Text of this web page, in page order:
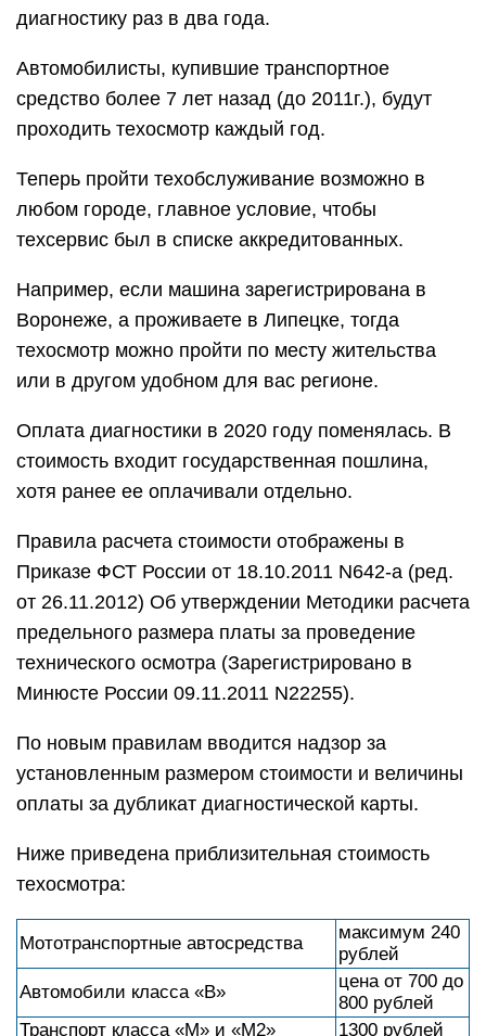
диагностику раз в два года.
Автомобилисты, купившие транспортное
средство более 7 лет назад (до 2011г.), будут
проходить техосмотр каждый год.
Теперь пройти техобслуживание возможно в
любом городе, главное условие, чтобы
техсервис был в списке аккредитованных.
Например, если машина зарегистрирована в
Воронеже, а проживаете в Липецке, тогда
техосмотр можно пройти по месту жительства
или в другом удобном для вас регионе.
Оплата диагностики в 2020 году поменялась. В
стоимость входит государственная пошлина,
хотя ранее ее оплачивали отдельно.
Правила расчета стоимости отображены в
Приказе ФСТ России от 18.10.2011 N642-а (ред.
от 26.11.2012) Об утверждении Методики расчета
предельного размера платы за проведение
технического осмотра (Зарегистрировано в
Минюсте России 09.11.2011 N22255).
По новым правилам вводится надзор за
установленным размером стоимости и величины
оплаты за дубликат диагностической карты.
Ниже приведена приблизительная стоимость
техосмотра:
Мототранспортные автосредства
максимум 240
рублей
Автомобили класса «В»
цена от 700 до
800 рублей
Транспорт класса «М» и «М2»
1300 рублей